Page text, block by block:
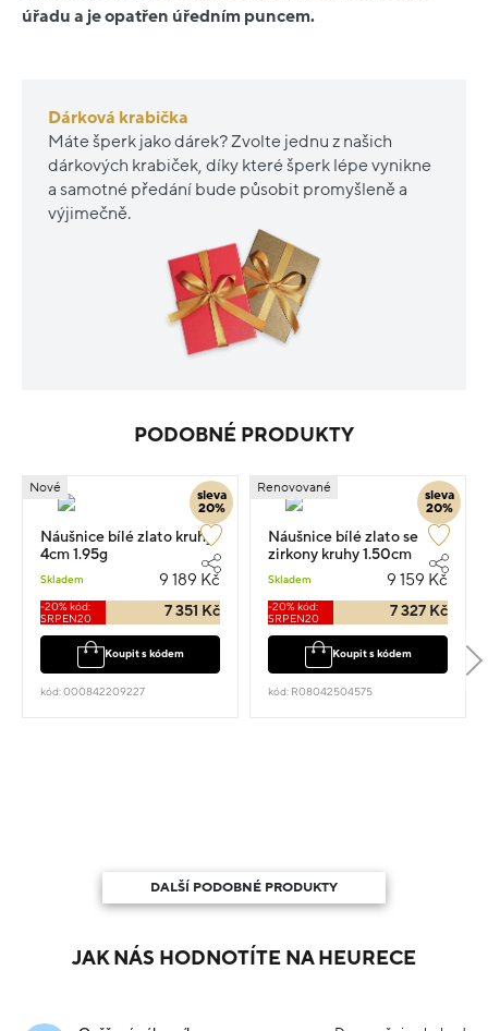
úřadu a je opatřen úředním puncem.
Dárková krabička
Máte šperk jako dárek? Zvolte jednu z našich
dárkových krabiček, díky které šperk lépe vynikne
a samotné předání bude působit promyšleně a
výjimečně.
PODOBNÉ PRODUKTY
sleva
20%
Nové
Náušnice bílé zlato kruhy
4cm 1.95g
Skladem 9 189 Kč
-20% kód:
SRPEN20
7 351 Kč
Koupit s kódem
kód: 000842209227
sleva
20%
Renovované
Náušnice bílé zlato se
zirkony kruhy 1.50cm
Skladem 9 159 Kč
-20% kód:
SRPEN20
7 327 Kč
Koupit s kódem
kód: R08042504575
DALŠÍ PODOBNÉ PRODUKTY
JAK NÁS HODNOTÍTE NA HEURECE